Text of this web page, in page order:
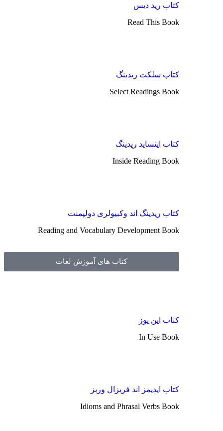
کتاب رید دیس
Read This Book
کتاب سلکت ریدینگ
Select Readings Book
کتاب اینساید ریدینگ
Inside Reading Book
کتاب ریدینگ اند وکبیولری دولپمنت
Reading and Vocabulary Development Book
کتاب های آموزش لغات
کتاب این یوز
In Use Book
کتاب ایدیمز اند فریزال وربز
Idioms and Phrasal Verbs Book